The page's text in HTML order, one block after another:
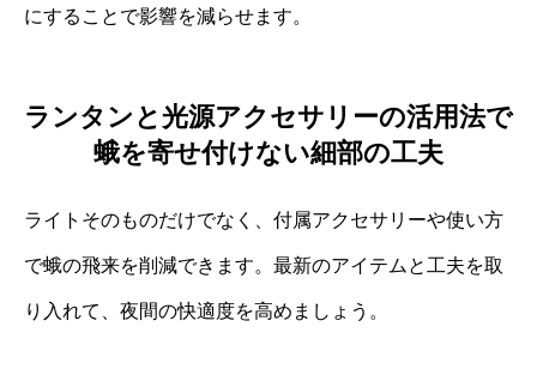
にすることで影響を減らせます。
ランタンと光源アクセサリーの活用法で
蛾を寄せ付けない細部の工夫
ライトそのものだけでなく、付属アクセサリーや使い方
で蛾の飛来を削減できます。最新のアイテムと工夫を取
り入れて、夜間の快適度を高めましょう。